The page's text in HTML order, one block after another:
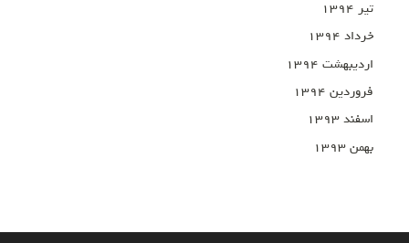
تیر ۱۳۹۴
خرداد ۱۳۹۴
اردیبهشت ۱۳۹۴
فروردین ۱۳۹۴
اسفند ۱۳۹۳
بهمن ۱۳۹۳